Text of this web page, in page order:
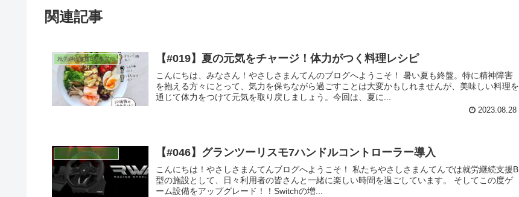
関連記事
就労継続支援B型事業所 【#019】夏の元気をチャージ！体力がつく料理レシピ
こんにちは、みなさん！やさしさまんてんのブログへようこそ！ 暑い夏も終盤。特に精神障害
を抱える方々にとって、気力を保ちながら過ごすことは大変かもしれませんが、美味しい料理を
通じて体力をつけて元気を取り戻しましょう。今回は、夏に...
2023.08.28
就労継続支援B型事業所 【#046】グランツーリスモ7ハンドルコントローラー導入
こんにちは！やさしさまんてんブログへようこそ！ 私たちやさしさまんてんでは就労継続支援B
型の施設として、日々利用者の皆さんと一緒に楽しい時間を過ごしています。 そしてこの度ゲ
ーム設備をアップグレード！！Switchの増...